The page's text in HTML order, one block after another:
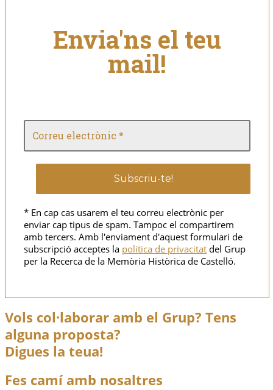
Envia'ns el teu
mail!
* En cap cas usarem el teu correu electrònic per
enviar cap tipus de spam. Tampoc el compartirem
amb tercers. Amb l'enviament d'aquest formulari de
subscripció acceptes la política de privacitat del Grup
per la Recerca de la Memòria Històrica de Castelló.
Vols col·laborar amb el Grup? Tens
alguna proposta?
Digues la teua!
Fes camí amb nosaltres